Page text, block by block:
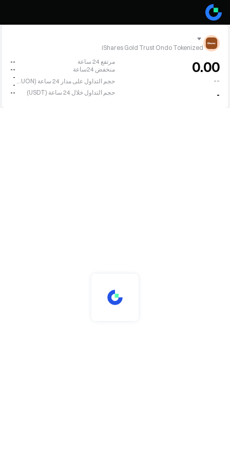
iShares Gold Trust Ondo Tokenized
0.00
--
-
مرتفع 24 ساعة
--
منخفض 24ساعة
--
-
-
حجم التداول خلال 24 ساعة (USDT)
--